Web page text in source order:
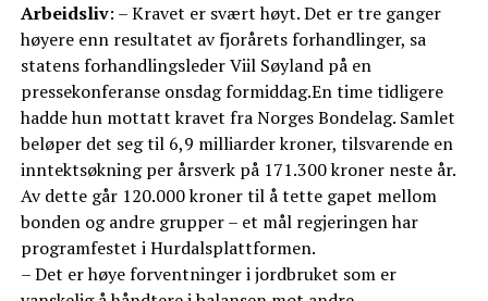
Arbeidsliv: – Kravet er svært høyt. Det er tre ganger
høyere enn resultatet av fjorårets forhandlinger, sa
statens forhandlingsleder Viil Søyland på en
pressekonferanse onsdag formiddag.En time tidligere
hadde hun mottatt kravet fra Norges Bondelag. Samlet
beløper det seg til 6,9 milliarder kroner, tilsvarende en
inntektsøkning per årsverk på 171.300 kroner neste år.
Av dette går 120.000 kroner til å tette gapet mellom
bonden og andre grupper – et mål regjeringen har
programfestet i Hurdalsplattformen.
– Det er høye forventninger i jordbruket som er